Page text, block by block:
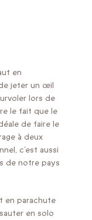
en
jeter un œil
lors de
le fait que le
de faire le
à deux
c’est aussi
de notre pays
en parachute
en solo